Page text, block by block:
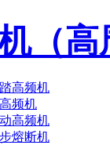
（高
高频机
频机
高频机
熔断机